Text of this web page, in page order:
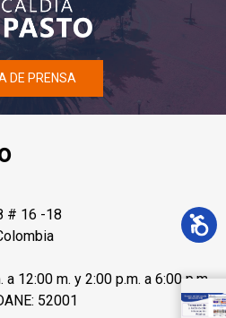
DE PRENSA
# 16 -18
12:00 m. y 2:00 p.m. a 6:00 p.m.
52001